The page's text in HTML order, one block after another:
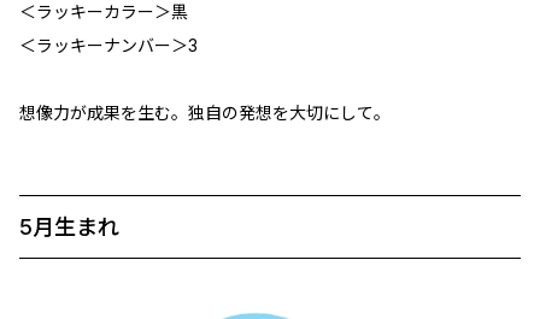
＜ラッキーカラー＞黒
＜ラッキーナンバー＞3
想像力が成果を生む。独自の発想を大切にして。
5月生まれ